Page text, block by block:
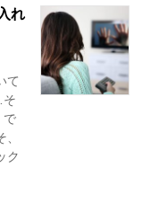
れ
て
そ
で
ク